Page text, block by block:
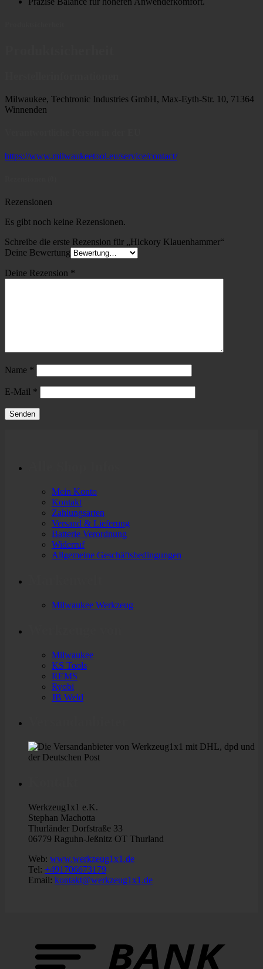
Milwaukee, Techtronic Industries GmbH, Max-Eyth-Str. 10, 71364
Winnenden
https://www.milwaukeetool.eu/service/contact/
Rezensionen
Es gibt noch keine Rezensionen.
Schreibe die erste Rezension für „Hickory Klauenhammer“
Deine Bewertung
Deine Rezension *
Name *
E-Mail *
Mein Konto
Kontakt
Zahlungsarten
Versand & Lieferung
Batterie Verordnung
Widerruf
Allgemeine Geschäftsbedingungen
Milwaukee Werkzeug
Milwaukee
KS Tools
REMS
Ryobi
JB Weld
Werkzeug1x1 e.K.
Stephan Machotta
Thurländer Dorfstraße 33
06779 Raguhn-Jeßnitz OT Thurland
Web: www.werkzeug1x1.de
Tel: +491706673179
Email: kontakt@werkzeug1x1.de